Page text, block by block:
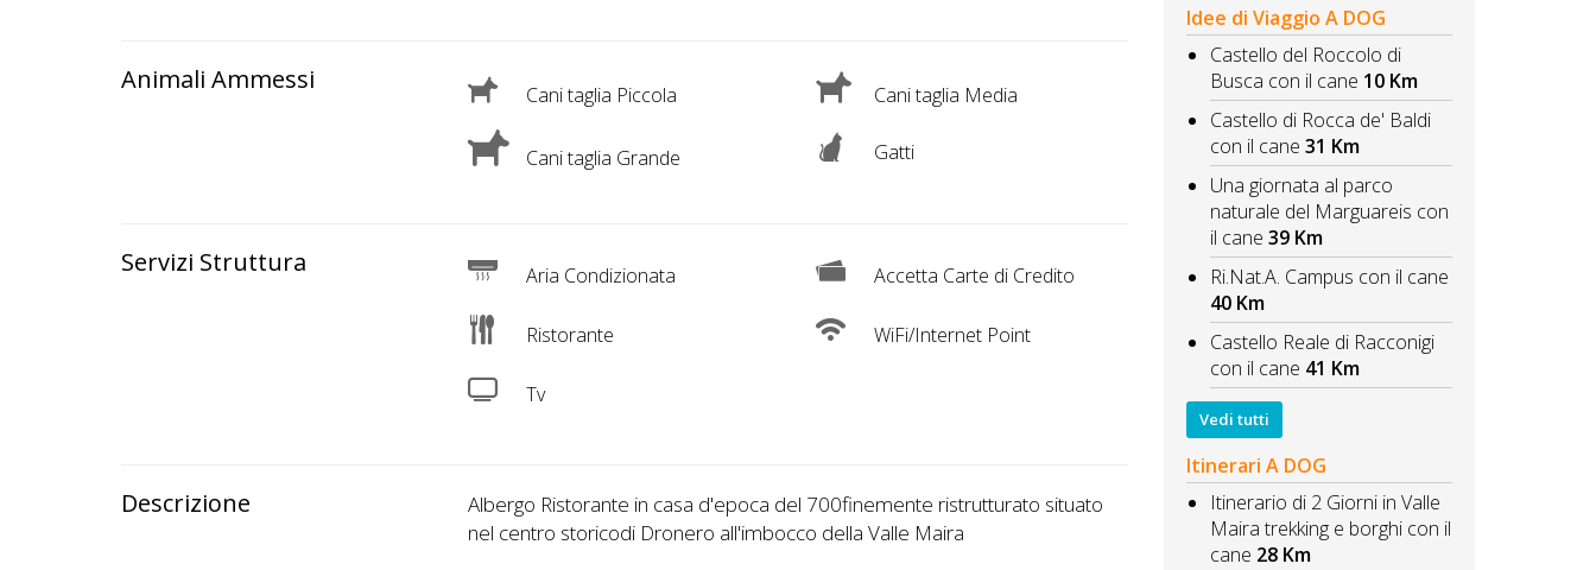
Animali Ammessi Cani taglia Piccola Cani taglia Media
Cani taglia Grande Gatti
Servizi Struttura Aria Condizionata Accetta Carte di Credito
Ristorante WiFi/Internet Point
Tv
Descrizione
Albergo Ristorante in casa d'epoca del 700finemente ristrutturato situato
nel centro storicodi Dronero all'imbocco della Valle Maira
Idee di Viaggio A DOG
Castello del Roccolo di
Busca con il cane 10 Km
Castello di Rocca de' Baldi
con il cane 31 Km
Una giornata al parco
naturale del Marguareis con
il cane 39 Km
Ri.Nat.A. Campus con il cane
40 Km
Castello Reale di Racconigi
con il cane 41 Km
Vedi tutti
Itinerari A DOG
Itinerario di 2 Giorni in Valle
Maira trekking e borghi con il
cane 28 Km